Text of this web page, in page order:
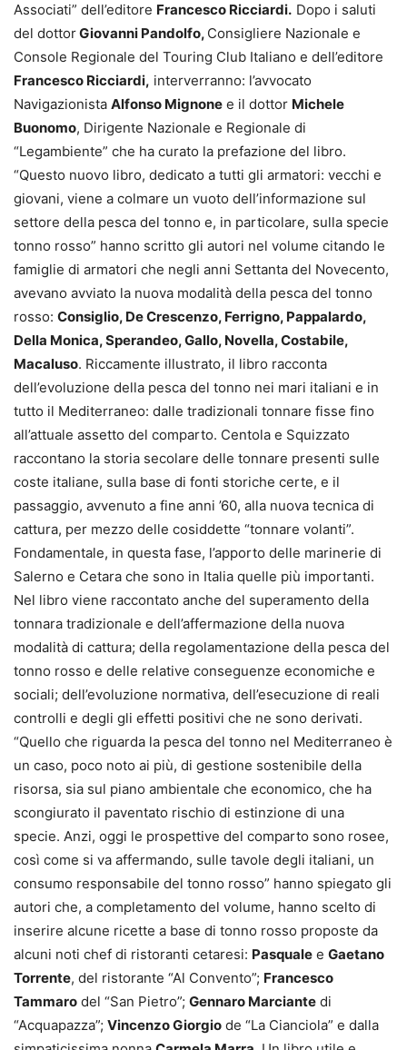
Associati” dell’editore Francesco Ricciardi. Dopo i saluti
del dottorGiovanni Pandolfo, Consigliere Nazionale e
Console Regionale del Touring Club Italiano e dell’editore
Francesco Ricciardi, interverranno: l’avvocato
Navigazionista Alfonso Mignone e il dottor Michele
Buonomo, Dirigente Nazionale e Regionale di
“Legambiente” che ha curato la prefazione del libro.
“Questo nuovo libro, dedicato a tutti gli armatori: vecchi e
giovani, viene a colmare un vuoto dell’informazione sul
settore della pesca del tonno e, in particolare, sulla specie
tonno rosso” hanno scritto gli autori nel volume citando le
famiglie di armatori che negli anni Settanta del Novecento,
avevano avviato la nuova modalità della pesca del tonno
rosso: Consiglio, De Crescenzo, Ferrigno, Pappalardo,
Della Monica, Sperandeo, Gallo, Novella, Costabile,
Macaluso. Riccamente illustrato, il libro racconta
dell’evoluzione della pesca del tonno nei mari italiani e in
tutto il Mediterraneo: dalle tradizionali tonnare fisse fino
all’attuale assetto del comparto. Centola e Squizzato
raccontano la storia secolare delle tonnare presenti sulle
coste italiane, sulla base di fonti storiche certe, e il
passaggio, avvenuto a fine anni ’60, alla nuova tecnica di
cattura, per mezzo delle cosiddette “tonnare volanti”.
Fondamentale, in questa fase, l’apporto delle marinerie di
Salerno e Cetara che sono in Italia quelle più importanti.
Nel libro viene raccontato anche del superamento della
tonnara tradizionale e dell’affermazione della nuova
modalità di cattura; della regolamentazione della pesca del
tonno rosso e delle relative conseguenze economiche e
sociali; dell’evoluzione normativa, dell’esecuzione di reali
controlli e degli gli effetti positivi che ne sono derivati.
“Quello che riguarda la pesca del tonno nel Mediterraneo è
un caso, poco noto ai più, di gestione sostenibile della
risorsa, sia sul piano ambientale che economico, che ha
scongiurato il paventato rischio di estinzione di una
specie. Anzi, oggi le prospettive del comparto sono rosee,
così come si va affermando, sulle tavole degli italiani, un
consumo responsabile del tonno rosso” hanno spiegato gli
autori che, a completamento del volume, hanno scelto di
inserire alcune ricette a base di tonno rosso proposte da
alcuni noti chef di ristoranti cetaresi: Pasquale e Gaetano
Torrente, del ristorante “Al Convento”; Francesco
Tammaro del “San Pietro”; Gennaro Marciante di
“Acquapazza”; Vincenzo Giorgio de “La Cianciola” e dalla